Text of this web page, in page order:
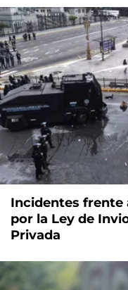
Incidentes frente
por la Ley de
Privada